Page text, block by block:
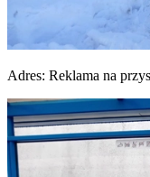
Adres: Reklama na